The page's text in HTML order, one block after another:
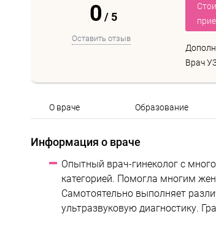
0 / 5
Оставить отзыв
Врач
О враче Образование
Информация о враче
Опытный врач-гинеколог с
категорией. Помогла многим
Самотоятельно выполняет
ультразвуковую диагностику.